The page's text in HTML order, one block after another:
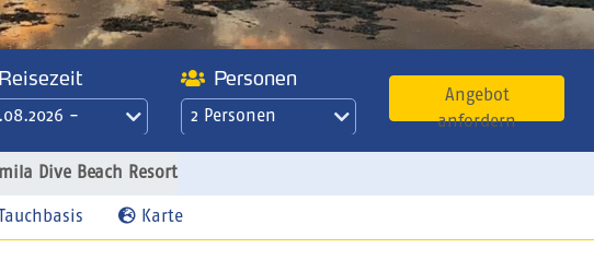
Reisezeit
-
Übernachtungen
Personen
2 Personen
Angebot
anfordern
Dive Beach Resort
Tauchbasis Karte